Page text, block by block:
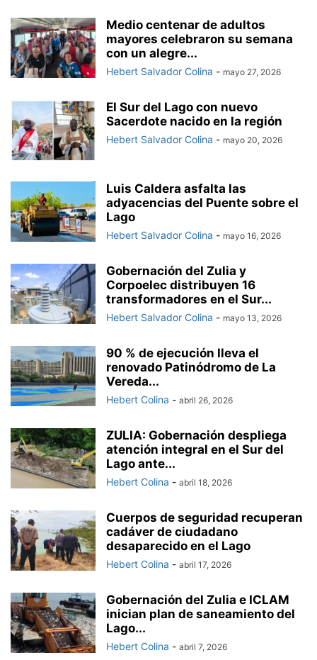
Medio centenar de adultos
mayores celebraron su semana
con un alegre...
Hebert Salvador Colina - mayo 27, 2026
El Sur del Lago con nuevo
Sacerdote nacido en la región
Hebert Salvador Colina - mayo 20, 2026
Luis Caldera asfalta las
adyacencias del Puente sobre el
Lago
Hebert Salvador Colina - mayo 16, 2026
Gobernación del Zulia y
Corpoelec distribuyen 16
transformadores en el Sur...
Hebert Salvador Colina - mayo 13, 2026
90 % de ejecución lleva el
renovado Patinódromo de La
Vereda...
Hebert Colina - abril 26, 2026
ZULIA: Gobernación despliega
atención integral en el Sur del
Lago ante...
Hebert Colina - abril 18, 2026
Cuerpos de seguridad recuperan
cadáver de ciudadano
desaparecido en el Lago
Hebert Colina - abril 17, 2026
Gobernación del Zulia e ICLAM
inician plan de saneamiento del
Lago...
Hebert Colina - abril 7, 2026